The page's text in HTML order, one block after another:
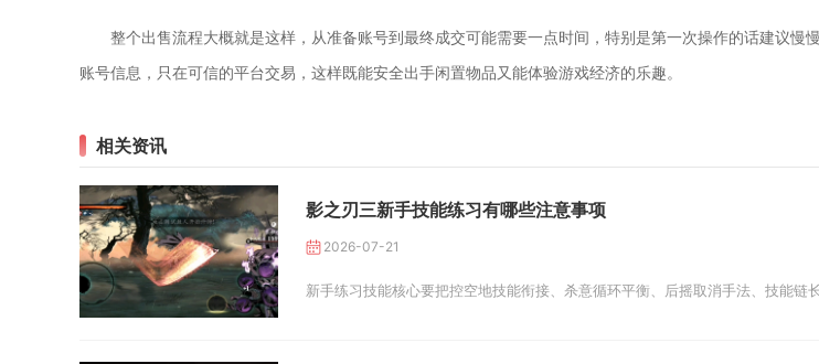
整个出售流程大概就是这样，从准备账号到最终成交可能需要一点时间，特别是第一次操作的话建议慢
账号信息，只在可信的平台交易，这样既能安全出手闲置物品又能体验游戏经济的乐趣。
相关资讯
影之刃三新手技能练习有哪些注意事项
2026-07-21
新手练习技能核心要把控空地技能衔接、杀意循环平衡、后摇取消手法、技能